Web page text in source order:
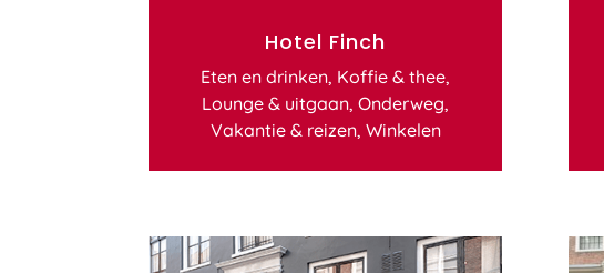
Hotel Finch
Eten en drinken, Koffie & thee,
Lounge & uitgaan,Onderweg,
Vakantie & reizen, Winkelen